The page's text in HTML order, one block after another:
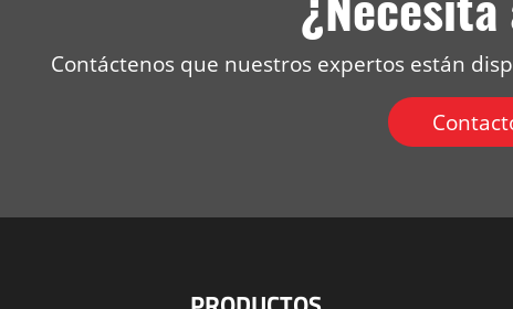
Contáctenos que nuestros expertos están